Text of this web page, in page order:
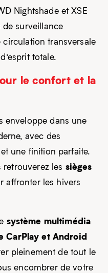
Nightshade et XSE
de surveillance
circulation transversale
totale.
le confort et la
enveloppe dans une
avec des
et une finition parfaite.
retrouverez les sièges
affronter les hivers
système multimédia
CarPlay et Android
pleinement de tout le
encombrer de votre